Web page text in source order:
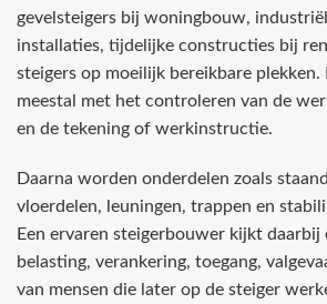
gevelsteigers bij woningbouw,
installaties, tijdelijke constructies bij
steigers op moeilijk bereikbare
meestal met het controleren van de
en de tekening of werkinstructie.
Daarna worden onderdelen zoals
vloerdelen, leuningen, trappen en
Een ervaren steigerbouwer kijkt
belasting, verankering, toegang,
van mensen die later op de steiger